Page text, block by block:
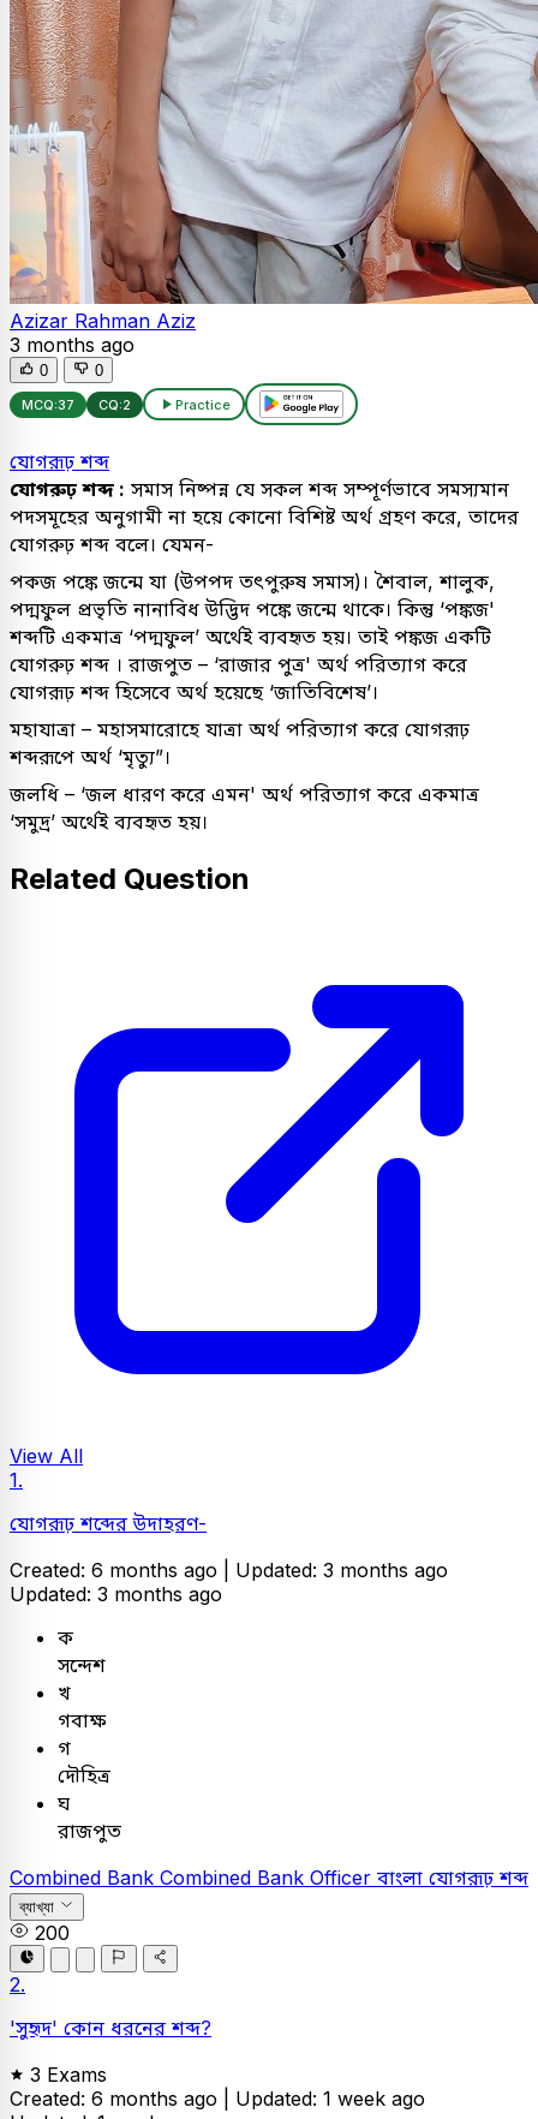
Azizar Rahman Aziz
3 months ago
0 0
MCQ:37 CQ:2 Practice
যোগরূঢ় শব্দ
যোগরুঢ় শব্দ : সমাস নিষ্পন্ন যে সকল শব্দ সম্পূর্ণভাবে সমস্যমান
পদসমূহের অনুগামী না হয়ে কোনো বিশিষ্ট অর্থ গ্রহণ করে, তাদের
যোগরুঢ় শব্দ বলে। যেমন-
পকজ পঙ্কে জন্মে যা (উপপদ তৎপুরুষ সমাস)। শৈবাল, শালুক,
পদ্মফুল প্রভৃতি নানাবিধ উদ্ভিদ পঙ্কে জন্মে থাকে। কিন্তু ‘পঙ্কজ'
শব্দটি একমাত্র ‘পদ্মফুল’ অর্থেই ব্যবহৃত হয়। তাই পঙ্কজ একটি
যোগরুঢ় শব্দ । রাজপুত – ‘রাজার পুত্র' অর্থ পরিত্যাগ করে
যোগরূঢ় শব্দ হিসেবে অর্থ হয়েছে ‘জাতিবিশেষ’।
মহাযাত্রা – মহাসমারোহে যাত্রা অর্থ পরিত্যাগ করে যোগরূঢ়
শব্দরূপে অর্থ ‘মৃত্যু”।
জলধি – ‘জল ধারণ করে এমন' অর্থ পরিত্যাগ করে একমাত্র
‘সমুদ্র’ অর্থেই ব্যবহৃত হয়।
Related Question
View All
1.
যোগরূঢ় শব্দের উদাহরণ-
Created: 6 months ago | Updated: 3 months ago
Updated: 3 months ago
ক
সন্দেশ
খ
গবাক্ষ
গ
দৌহিত্র
ঘ
রাজপুত
Combined Bank Combined Bank Officer বাংলা যোগরূঢ় শব্দ
ব্যাখ্যা
200
2.
'সুহৃদ' কোন ধরনের শব্দ?
3 Exams
Created: 6 months ago | Updated: 1 week ago